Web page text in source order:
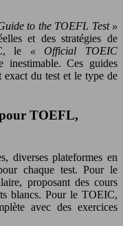
to the TOEFL Test »
et des stratégies de
le « Official TOEIC
inestimable. Ces guides
du test et le type de
TOEFL,
diverses plateformes en
chaque test. Pour le
proposant des cours
blancs. Pour le TOEIC,
avec des exercices